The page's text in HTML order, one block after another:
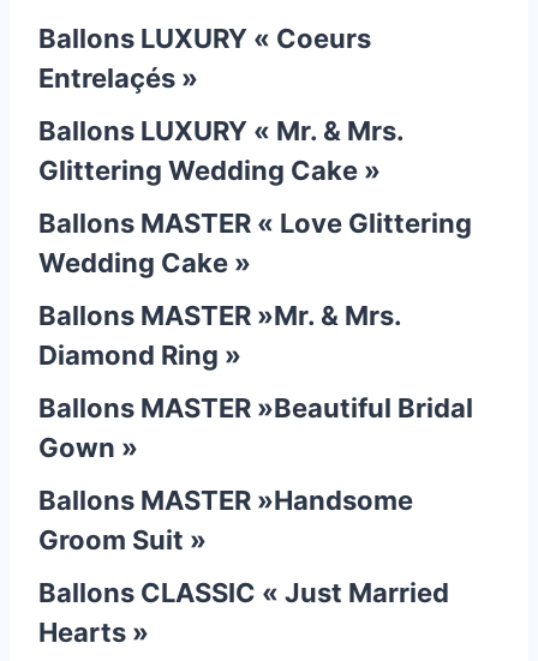
Ballons LUXURY « Coeurs
Entrelaçés »
Ballons LUXURY « Mr. & Mrs.
Glittering Wedding Cake »
Ballons MASTER « Love Glittering
Wedding Cake »
Ballons MASTER »Mr. & Mrs.
Diamond Ring »
Ballons MASTER »Beautiful Bridal
Gown »
Ballons MASTER »Handsome
Groom Suit »
Ballons CLASSIC « Just Married
Hearts »